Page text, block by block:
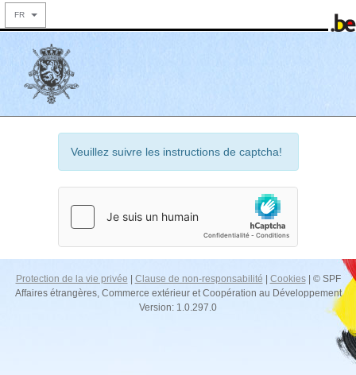
FR
Veuillez suivre les instructions de captcha!
Protection de la vie privée | Clause de non-responsabilité | Cookies| © SPF
Affaires étrangères, Commerce extérieur et Coopération au Développement
Version: 1.0.297.0